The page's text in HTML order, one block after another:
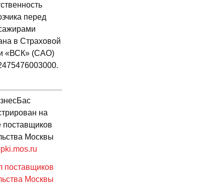
перед
в Страховой
«ВСК» (САО)
на
поставщиков
Москвы